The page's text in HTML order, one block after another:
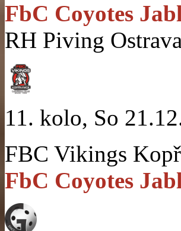
FbC Coyotes
RH Piving Ostrava
11. kolo, So
FBC Vikings
FbC Coyotes